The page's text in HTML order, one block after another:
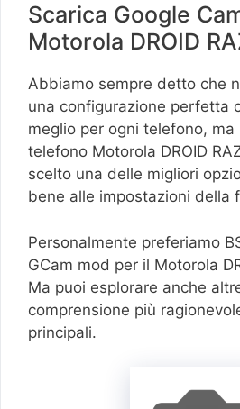
Scarica Google
Motorola DROID
Abbiamo sempre detto che
una configurazione perfetta
meglio per ogni telefono, ma
telefono Motorola DROID
scelto una delle migliori
bene alle impostazioni della
Personalmente preferiamo
GCam mod per il Motorola
Ma puoi esplorare anche
comprensione più
principali.